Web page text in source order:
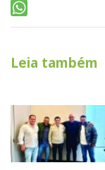
Leia também